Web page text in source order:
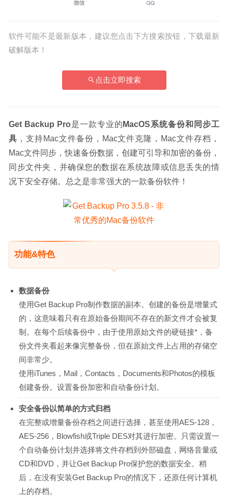
软件可能不是最新版本，建议您点击下方搜索按钮，下载最新
破解版本！
点击立即搜索
Get Backup Pro是一款专业的 MacOS系统备份和同步工
具 ，支持Mac文件备份，Mac文件克隆，Mac文件存档，
Mac文件同步，快速备份数据，创建可引导和加密的备份，
同步文件夹，并确保您的数据在系统故障或信息丢失的情
况下安全存储。总之是非常强大的一款备份软件！
功能&特色
数据备份
使用Get Backup Pro制作数据的副本。创建的备份是增量式
的，这意味着只有在原始备份期间不存在的新文件才会被复
制。在每个后续备份中，由于使用原始文件的硬链接*，备
份文件夹看起来像完整备份，但在原始文件上占用的存储空
间非常少。
使用iTunes，Mail，Contacts，Documents和Photos的模板
创建备份。设置备份加密和自动备份计划。
安全备份以简单的方式归档
在完整或增量备份存档之间进行选择，甚至使用AES-128，
AES-256，Blowfish或Triple DES对其进行加密。只需设置一
个自动备份计划并选择将文件存档到外部磁盘，网络音量或
CD和DVD，并让Get Backup Pro保护您的数据安全。稍
后，在没有安装Get Backup Pro的情况下，还原任何计算机
上的存档。